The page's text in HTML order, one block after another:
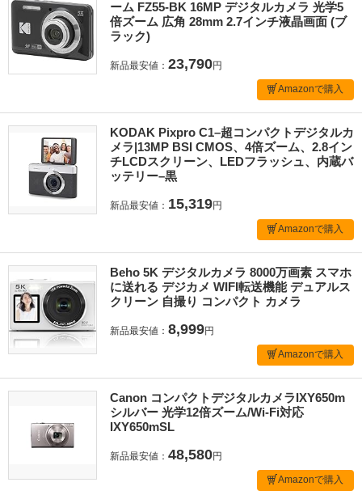
ーム FZ55-BK 16MP デジタルカメラ 光学5
倍ズーム 広角 28mm 2.7インチ液晶画面 (ブ
ラック)
新品最安値： 23,790円
Amazonで購入
KODAK Pixpro C1–超コンパクトデジタルカ
メラ|13MP BSI CMOS、4倍ズーム、2.8イン
チLCDスクリーン、LEDフラッシュ、内蔵バ
ッテリー–黒
新品最安値： 15,319円
Amazonで購入
Beho 5K デジタルカメラ 8000万画素 スマホ
に送れる デジカメ WIFI転送機能 デュアルス
クリーン 自撮り コンパクト カメラ
新品最安値： 8,999円
Amazonで購入
Canon コンパクトデジタルカメラIXY650m
シルバー 光学12倍ズーム/Wi-Fi対応
IXY650mSL
新品最安値： 48,580円
Amazonで購入